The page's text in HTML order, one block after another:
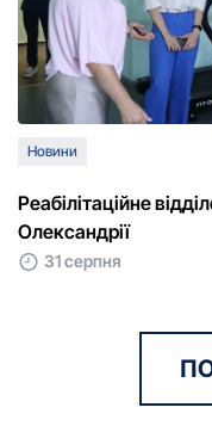
Новини
Реабілітаційне
Олександрії
31 серпня